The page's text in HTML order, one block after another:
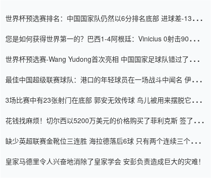
世界杯预选赛排名：中国国家队仍然以6分排名底部 进球差-13令人
您是如何获得世界第一的？巴西1-4阿根廷：Vinicius 0射击90分钟
世界杯预选赛-Wang Yudong首次亮相 中国国家足球队错过了世界
最佳中国超级联赛球队：港口的年轻球员在一场战斗中闻名 伊万放
3场比赛中有23张射门在底部 郭安无效传球 鸟儿被用来摆脱它
花钱找麻烦！切尔西以5200万美元的价格购买了菲利克斯 签了7年
缺少英超联赛金靴位三连胜 海拉德落后6球 只有两个连续三个连续
皇家马德里令人兴奋地消除了皇家学会 安彭负责造成巨大的灾难！